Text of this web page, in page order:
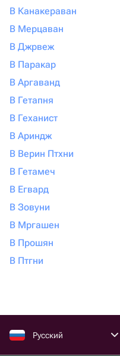
В Канакераван
В Мерцаван
В Джрвеж
В Паракар
В Аргаванд
В Гетапня
В Геханист
В Ариндж
В Верин Птхни
В Гетамеч
В Егвард
В Зовуни
В Мргашен
В Прошян
В Птгни
Русский